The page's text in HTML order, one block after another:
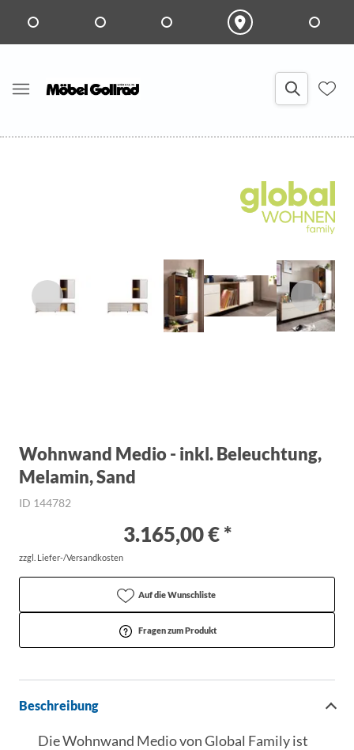
Wohnwand Medio - inkl. Beleuchtung,
Melamin, Sand
ID 144782
3.165,00 € *
zzgl. Liefer-/Versandkosten
Auf die Wunschliste
Fragen zum Produkt
Beschreibung
Die Wohnwand Medio von Global Family ist